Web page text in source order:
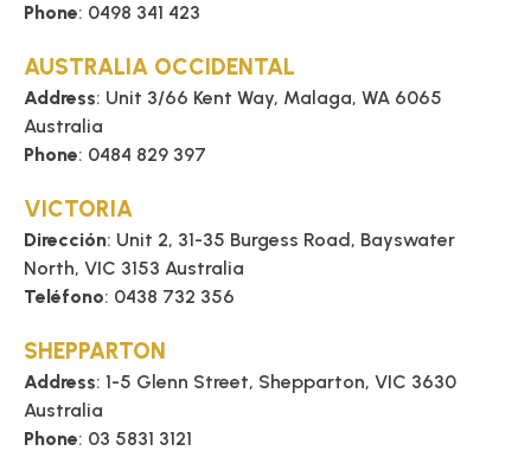
Phone: 0498 341 423
AUSTRALIA OCCIDENTAL
Address: Unit 3/66 Kent Way, Malaga, WA 6065
Australia
Phone: 0484 829 397
VICTORIA
Dirección: Unit 2, 31-35 Burgess Road, Bayswater
North, VIC 3153 Australia
Teléfono: 0438 732 356
SHEPPARTON
Address: 1-5 Glenn Street, Shepparton, VIC 3630
Australia
Phone: 03 5831 3121